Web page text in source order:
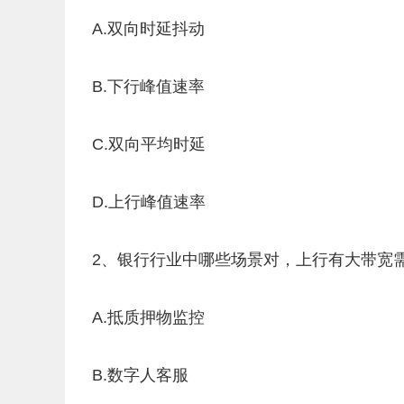
A.双向时延抖动
B.下行峰值速率
C.双向平均时延
D.上行峰值速率
2、银行行业中哪些场景对，上行有大带宽
A.抵质押物监控
B.数字人客服